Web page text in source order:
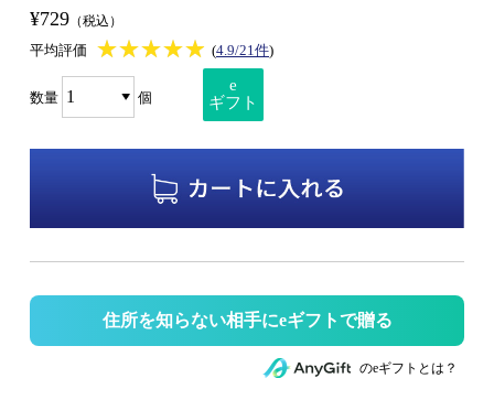
¥729 （税込）
平均評価 ★★★★★
★★★★★ (4.9/21件)
数量 個
e
ギフト
住所を知らない相手にeギフトで贈る
のeギフトとは？